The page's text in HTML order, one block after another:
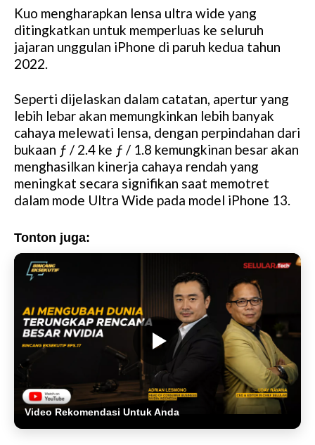
Kuo mengharapkan lensa ultra wide yang
ditingkatkan untuk memperluas ke seluruh
jajaran unggulan iPhone di paruh kedua tahun
2022.
Seperti dijelaskan dalam catatan, apertur yang
lebih lebar akan memungkinkan lebih banyak
cahaya melewati lensa, dengan perpindahan dari
bukaan ƒ / 2.4 ke ƒ / 1.8 kemungkinan besar akan
menghasilkan kinerja cahaya rendah yang
meningkat secara signifikan saat memotret
dalam mode Ultra Wide pada model iPhone 13.
Tonton juga:
Video Rekomendasi Untuk Anda